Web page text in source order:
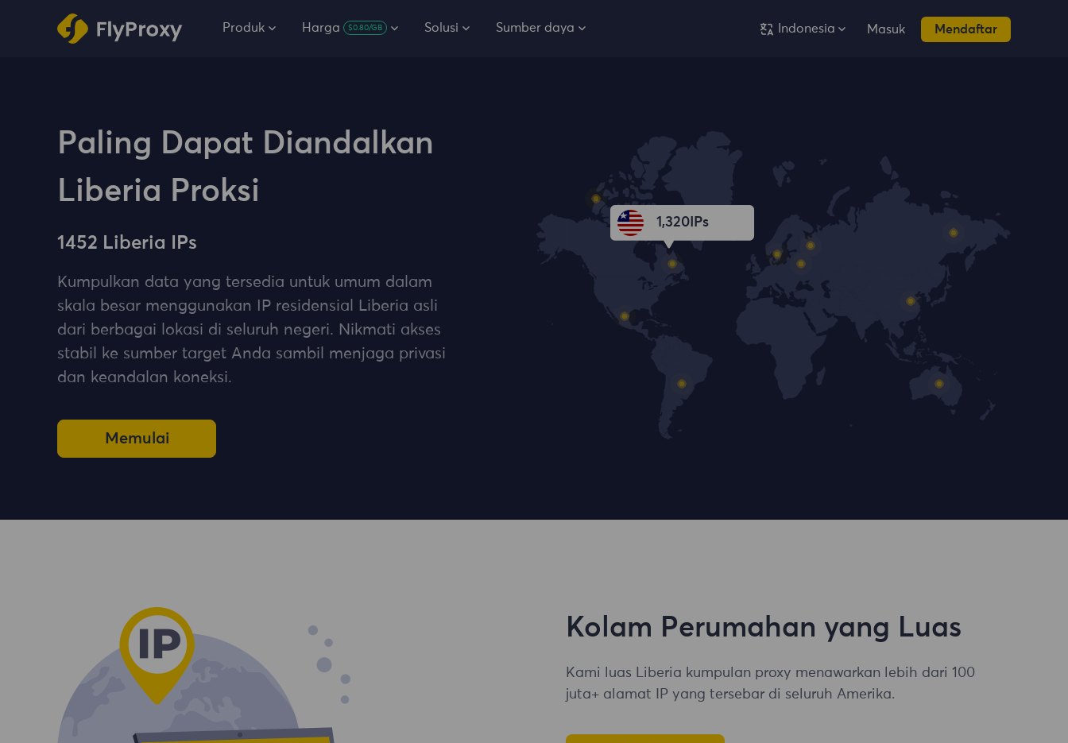
Produk Harga $0.80/GB Solusi Sumber daya Indonesia Masuk Mendaftar
Paling Dapat Diandalkan
Liberia Proksi
1452 Liberia IPs
Kumpulkan data yang tersedia untuk umum dalam
skala besar menggunakan IP residensial Liberia asli
dari berbagai lokasi di seluruh negeri. Nikmati akses
stabil ke sumber target Anda sambil menjaga privasi
dan keandalan koneksi.
Memulai
1,452IPs
Kolam Perumahan yang Luas
Kami luas Liberia kumpulan proxy menawarkan lebih dari 100
juta+ alamat IP yang tersebar di seluruh Amerika.